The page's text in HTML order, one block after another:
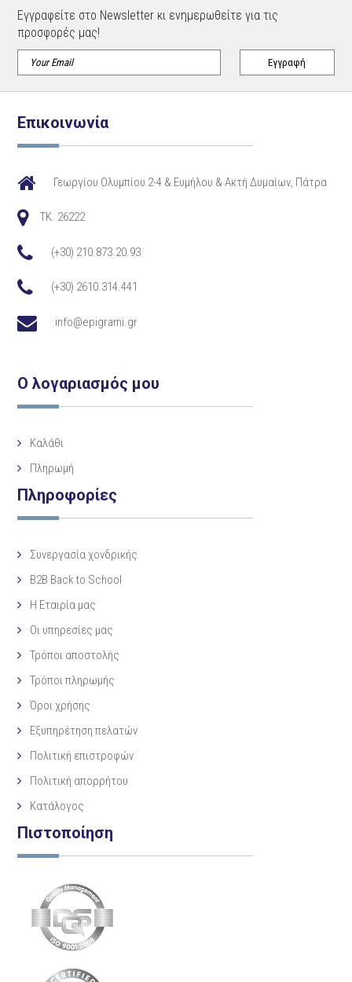
Εγγραφείτε στο Newsletter κι ενημερωθείτε για τις
προσφορές μας!
Επικοινωνία
Γεωργίου Ολυμπίου 2-4 & Ευμήλου & Ακτή Δυμαίων, Πάτρα
TK. 26222
(+30) 210.873.20.93
(+30) 2610.314.441
info@epigrami.gr
Ο λογαριασμός μου
Καλάθι
Πληρωμή
Πληροφορίες
Συνεργασία χονδρικής
B2B Back to School
Η Eταιρία μας
Οι υπηρεσίες μας
Τρόποι αποστολής
Τρόποι πληρωμής
Όροι χρήσης
Εξυπηρέτηση πελατών
Πολιτική επιστροφών
Πολιτική απορρήτου
Κατάλογος
Πιστοποίηση